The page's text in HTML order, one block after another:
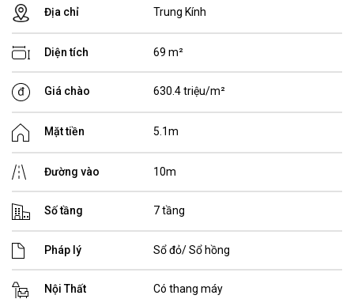
Địa chỉ Trung Kính
Diện tích 69 m²
Giá chào 630.4 triệu/m²
Mặt tiền 5.1m
Đường vào 10m
Số tầng 7 tầng
Pháp lý Sổ đỏ/ Sổ hồng
Nội Thất Có thang máy